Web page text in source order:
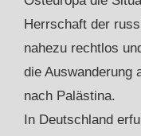
Herrschaft der
nahezu rechtlos
die Auswanderung
nach Palästina.
In Deutschland